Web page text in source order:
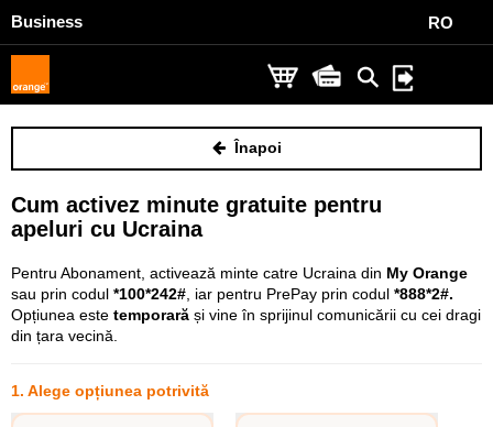
Business RO
Înapoi
Cum activez minute gratuite pentru
apeluri cu Ucraina
Pentru Abonament, activează minte catre Ucraina din My Orange
sau prin codul *100*242# , iar pentru PrePay prin codul *888*2#.
Opțiunea este temporară și vine în sprijinul comunicării cu cei dragi
din țara vecină.
1. Alege opțiunea potrivită